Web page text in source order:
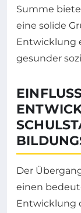
Summe
eine solide
Entwicklung
gesunder
Der
einen
Entwicklung